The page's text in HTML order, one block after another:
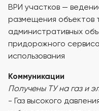
ВРИ участков —
размещения объектов
административных
придорожного
использования
Коммуникации
Получены ТУ на газ и
- Газ высокого